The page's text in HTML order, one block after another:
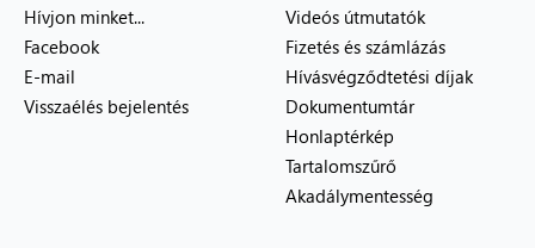
Hívjon minket...
Facebook
E-mail
Visszaélés bejelentés
Videós útmutatók
Fizetés és számlázás
Hívásvégződtetési díjak
Dokumentumtár
Honlaptérkép
Tartalomszűrő
Akadálymentesség